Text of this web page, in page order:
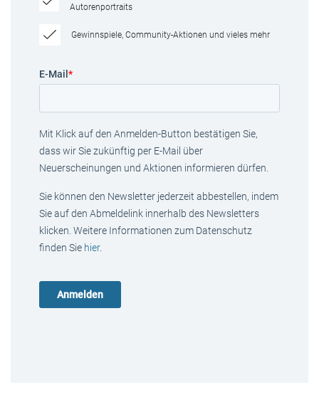
Autorenportraits
Gewinnspiele, Community-Aktionen und vieles mehr
E-Mail *
Mit Klick auf den Anmelden-Button bestätigen Sie,
dass wir Sie zukünftig per E-Mail über
Neuerscheinungen und Aktionen informieren dürfen.
Sie können den Newsletter jederzeit abbestellen, indem
Sie auf den Abmeldelink innerhalb des Newsletters
klicken. Weitere Informationen zum Datenschutz
finden Sie hier.